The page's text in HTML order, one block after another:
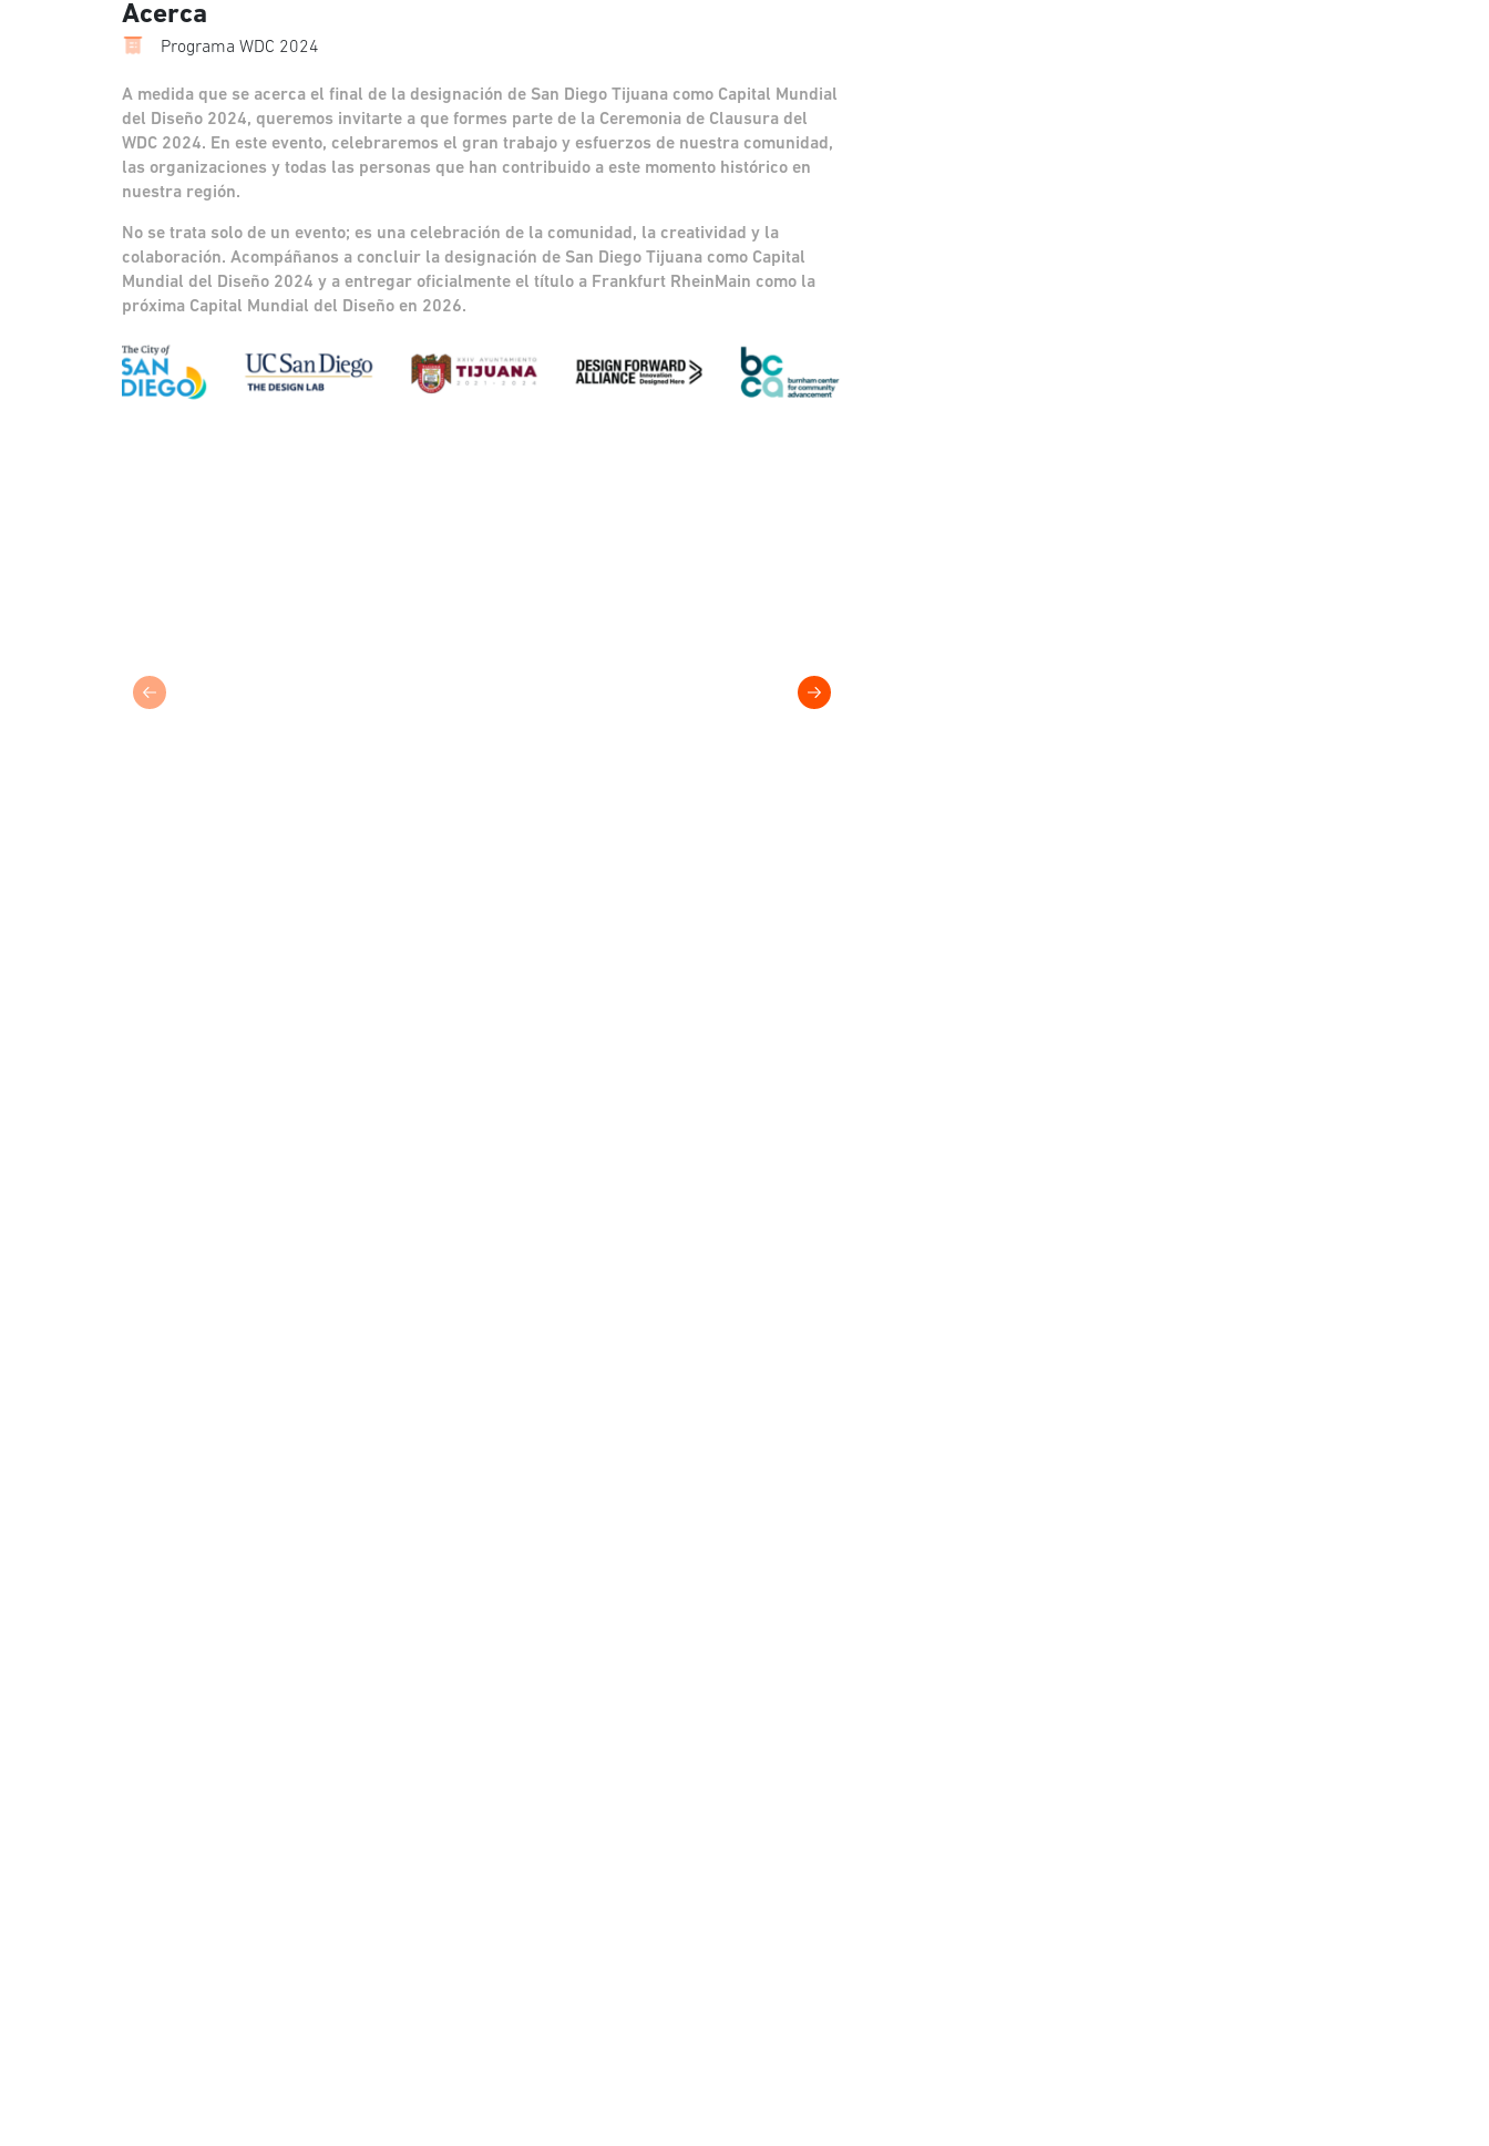
Acerca
Programa WDC 2024
A medida que se acerca el final de la designación de San Diego Tijuana como Capital Mundial
del Diseño 2024, queremos invitarte a que formes parte de la Ceremonia de Clausura del
WDC 2024. En este evento, celebraremos el gran trabajo y esfuerzos de nuestra comunidad,
las organizaciones y todas las personas que han contribuido a este momento histórico en
nuestra región.
No se trata solo de un evento; es una celebración de la comunidad, la creatividad y la
colaboración. Acompáñanos a concluir la designación de San Diego Tijuana como Capital
Mundial del Diseño 2024 y a entregar oficialmente el título a Frankfurt RheinMain como la
próxima Capital Mundial del Diseño en 2026.